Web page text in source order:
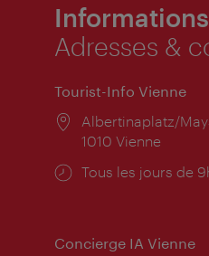
Adresses &
Tourist-Info Vienne
Lieu:
Albertinaplatz/
1010 Vienne
Horaires
Tous les jours de
Concierge IA Vienne